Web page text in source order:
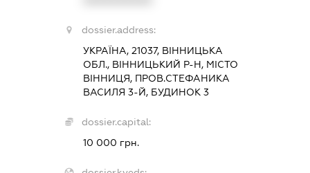
dossier.address:
УКРАЇНА, 21037, ВІННИЦЬКА
ОБЛ., ВІННИЦЬКИЙ Р-Н, МІСТО
ВІННИЦЯ, ПРОВ.СТЕФАНИКА
ВАСИЛЯ 3-Й, БУДИНОК 3
dossier.capital:
10 000 грн.